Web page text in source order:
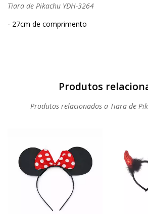
Tiara de Pikachu YDH-3264
- 27cm de comprimento
Produtos relacionados a Tiara de